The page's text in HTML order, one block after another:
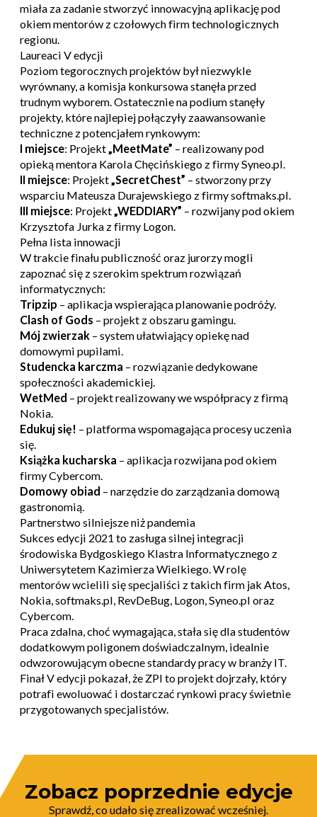
miała za zadanie stworzyć innowacyjną aplikację pod
okiem mentorów z czołowych firm technologicznych
regionu.
Laureaci V edycji
Poziom tegorocznych projektów był niezwykle
wyrównany, a komisja konkursowa stanęła przed
trudnym wyborem. Ostatecznie na podium stanęły
projekty, które najlepiej połączyły zaawansowanie
techniczne z potencjałem rynkowym:
I miejsce: Projekt„MeetMate” – realizowany pod
opieką mentora Karola Chęcińskiego z firmy Syneo.pl.
II miejsce: Projekt„SecretChest” – stworzony przy
wsparciu Mateusza Durajewskiego z firmy softmaks.pl.
III miejsce: Projekt„WEDDIARY” – rozwijany pod okiem
Krzysztofa Jurka z firmy Logon.
Pełna lista innowacji
W trakcie finału publiczność oraz jurorzy mogli
zapoznać się z szerokim spektrum rozwiązań
informatycznych:
Tripzip – aplikacja wspierająca planowanie podróży.
Clash of Gods – projekt z obszaru gamingu.
Mój zwierzak– system ułatwiający opiekę nad
domowymi pupilami.
Studencka karczma – rozwiązanie dedykowane
społeczności akademickiej.
WetMed – projekt realizowany we współpracy z firmą
Nokia.
Edukuj się! – platforma wspomagająca procesy uczenia
się.
Książka kucharska – aplikacja rozwijana pod okiem
firmy Cybercom.
Domowy obiad – narzędzie do zarządzania domową
gastronomią.
Partnerstwo silniejsze niż pandemia
Sukces edycji 2021 to zasługa silnej integracji
środowiska Bydgoskiego Klastra Informatycznego z
Uniwersytetem Kazimierza Wielkiego. W rolę
mentorów wcielili się specjaliści z takich firm jak Atos,
Nokia, softmaks.pl, RevDeBug, Logon, Syneo.pl oraz
Cybercom.
Praca zdalna, choć wymagająca, stała się dla studentów
dodatkowym poligonem doświadczalnym, idealnie
odwzorowującym obecne standardy pracy w branży IT.
Finał V edycji pokazał, że ZPI to projekt dojrzały, który
potrafi ewoluować i dostarczać rynkowi pracy świetnie
przygotowanych specjalistów.
Zobacz poprzednie edycje
Sprawdź, co udało się zrealizować wcześniej.